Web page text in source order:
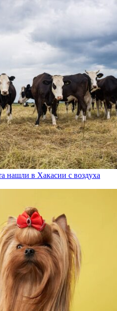
нашли в Хакасии с воздуха